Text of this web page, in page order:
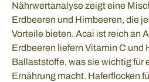
Nährwertanalyse zeigt eine
Erdbeeren und Himbeeren, die
Vorteile bieten. Acai ist reich an
Erdbeeren liefern Vitamin C und
Ballaststoffe, was sie wichtig für
Ernährung macht. Haferflocken